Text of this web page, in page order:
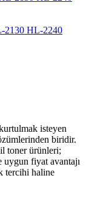
2130 HL-2240
isteyen
biridir.
toner ürünleri;
uygun fiyat avantajı
tercihi haline